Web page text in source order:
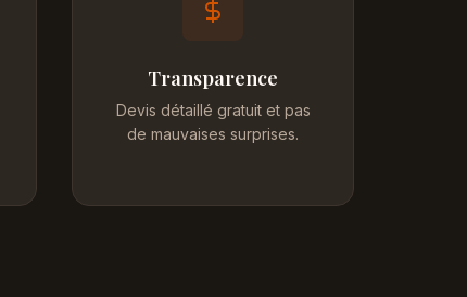
Transparence
Devis détaillé gratuit et pas
de mauvaises surprises.